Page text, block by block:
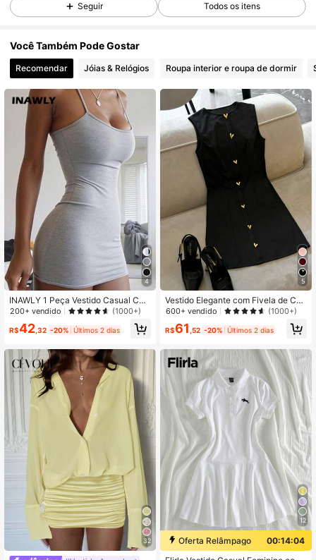
4,87 1.1M Seguidores
4,87 1.1M Seguidores
1.1M Seguidores
4,87 1.1M Seguidores
1.1M Seguidores
4,87 1.1M Seguidores
4,87 1.1M Seguidores
Seguir Todos os itens
Você Também Pode Gostar
Recomendar Jóias & Relógios Roupa interior e roupa de dormir
4
INAWLY 1 Peça Vestido Casual Curt
o Feminino com Alças Finas, Cinza
200+ vendido (1000+)
R$42 ,32 -20% Últimos 2 dias
32
5
Vestido Elegante com Fivela de Cor
ação Elástica de Metal, Adequado p
e, Roupa de Verão Preta
600+ vendido (1000+)
R$61 ,52 -20% Últimos 2 dias
12
Oferta Relâmpago
00:14:03